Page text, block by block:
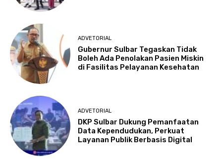
ADVETORIAL
Gubernur Sulbar Tegaskan Tidak
Boleh Ada Penolakan Pasien Miskin
di Fasilitas Pelayanan Kesehatan
ADVETORIAL
DKP Sulbar Dukung Pemanfaatan
Data Kependudukan, Perkuat
Layanan Publik Berbasis Digital